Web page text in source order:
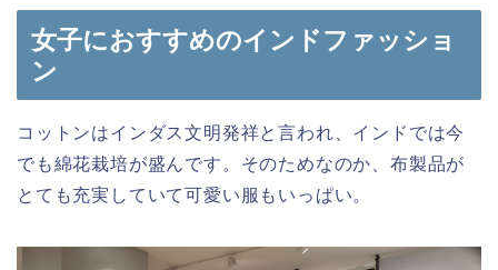
女子におすすめのインドファッショ
ン
コットンはインダス文明発祥と言われ、インドでは今
でも綿花栽培が盛んです。そのためなのか、布製品が
とても充実していて可愛い服もいっぱい。